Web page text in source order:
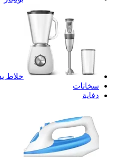
خلاط
سخانات
دفاية